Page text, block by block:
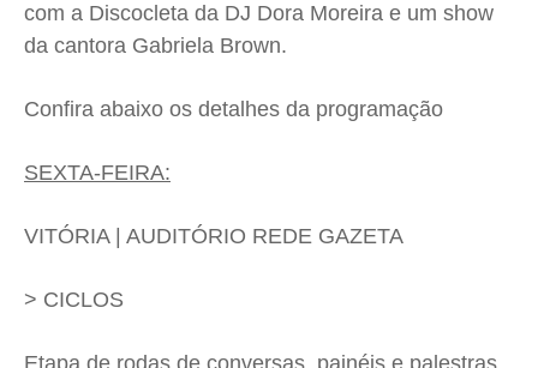
com a Discocleta da DJ Dora Moreira e um show
da cantora Gabriela Brown.
Confira abaixo os detalhes da programação
SEXTA-FEIRA:
VITÓRIA | AUDITÓRIO REDE GAZETA
> CICLOS